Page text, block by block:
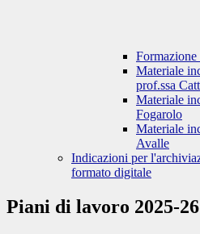
Formazione
Materiale
prof.ssa
Materiale
Fogarolo
Materiale
Avalle
Indicazioni per
formato digitale
Piani di lavoro 2025-26